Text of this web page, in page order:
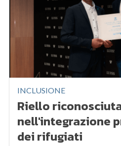
INCLUSIONE
Riello
nell'integrazione
dei rifugiati